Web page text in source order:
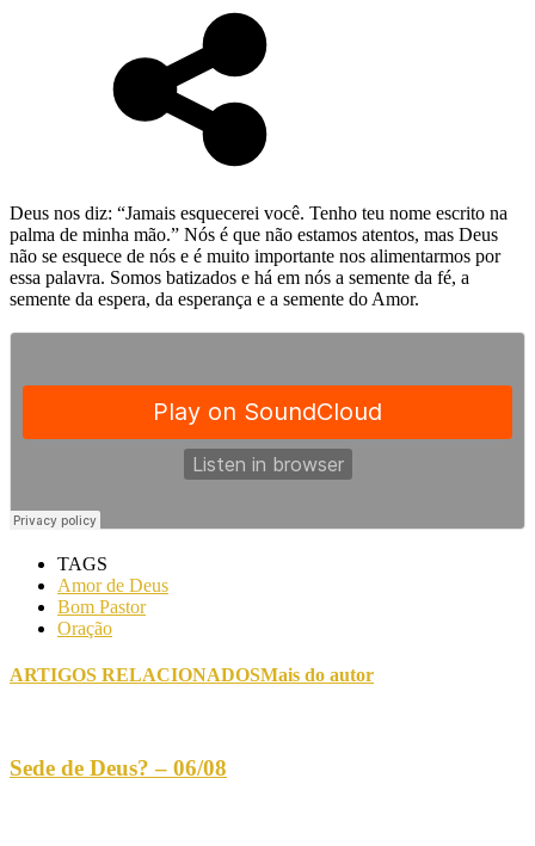
Deus nos diz: “Jamais esquecerei você. Tenho teu nome escrito na
palma de minha mão.” Nós é que não estamos atentos, mas Deus
não se esquece de nós e é muito importante nos alimentarmos por
essa palavra. Somos batizados e há em nós a semente da fé, a
semente da espera, da esperança e a semente do Amor.
TAGS
Amor de Deus
Bom Pastor
Oração
ARTIGOS RELACIONADOSMais do autor
Sede de Deus? – 06/08